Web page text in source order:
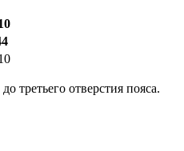
третьего отверстия пояса.